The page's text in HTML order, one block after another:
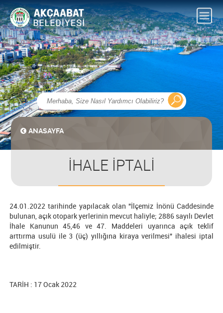
ANASAYFA
İHALE İPTALİ
24.01.2022 tarihinde yapılacak olan "İlçemiz İnönü Caddesinde
bulunan, açık otopark yerlerinin mevcut haliyle; 2886 sayılı Devlet
İhale Kanunun 45,46 ve 47. Maddeleri uyarınca açık teklif
arttırma usulü ile 3 (üç) yıllığına kiraya verilmesi" ihalesi iptal
edilmiştir.
TARİH : 17 Ocak 2022